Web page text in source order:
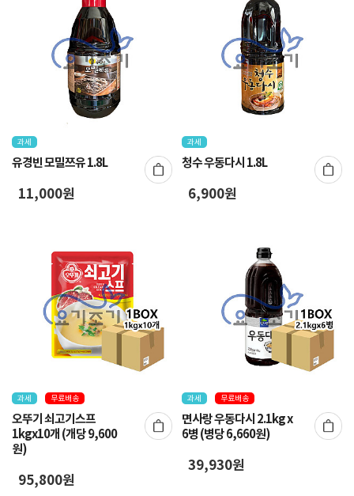
과세
유경빈 모밀쯔유 1.8L
11,000원
과세
청수 우동다시 1.8L
6,900원
과세 무료배송
오뚜기 쇠고기스프
1kgx10개 (개당 9,600
원)
95,800원
과세 무료배송
면사랑 우동다시 2.1kg x
6병 (병당 6,660원)
39,930원